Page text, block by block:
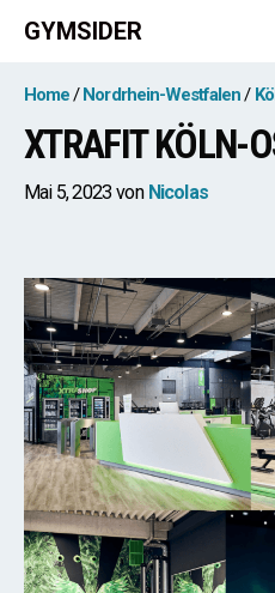
Zum
Inhalt
springen
GYMSIDER
Home Nordrhein-Westfalen
XTRAFIT KÖLN-
Mai 5, 2023 von Nicolas